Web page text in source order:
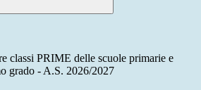
classi PRIME delle scuole primarie e
grado - A.S. 2026/2027